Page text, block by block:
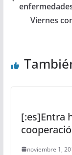
Viernes
[:es]Entra
noviembre 1,